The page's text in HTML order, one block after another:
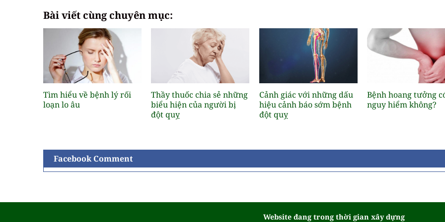
Bài viết cùng chuyên mục:
Tìm hiểu về bệnh lý rối
loạn lo âu
Thầy thuốc chia sẻ những
biểu hiện của người bị
đột quỵ
Cảnh giác với những dấu
hiệu cảnh báo sớm bệnh
đột quỵ
Bệnh hoang tưởng
nguy hiểm không?
Facebook Comment
Website đang trong thời gian xây dựng